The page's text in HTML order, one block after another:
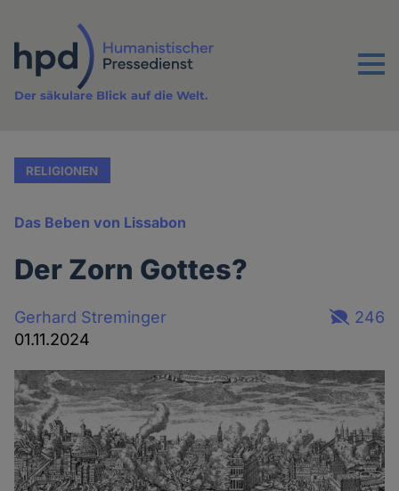
Inhalt
Menu
Der säkulare Blick auf die Welt.
RELIGIONEN
Das Beben von Lissabon
Der Zorn Gottes?
Gerhard Streminger
01.11.2024
246